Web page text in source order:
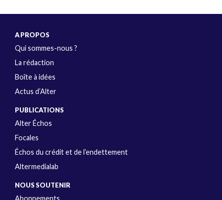
A PROPOS
Qui sommes-nous ?
La rédaction
Boîte à idées
Actus d’Alter
PUBLICATIONS
Alter Échos
Focales
Échos du crédit et de l’endettement
Altermedialab
NOUS SOUTENIR
Abonnements